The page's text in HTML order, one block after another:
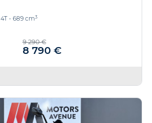
4T - 689 cm3
9 290 €
8 790 €